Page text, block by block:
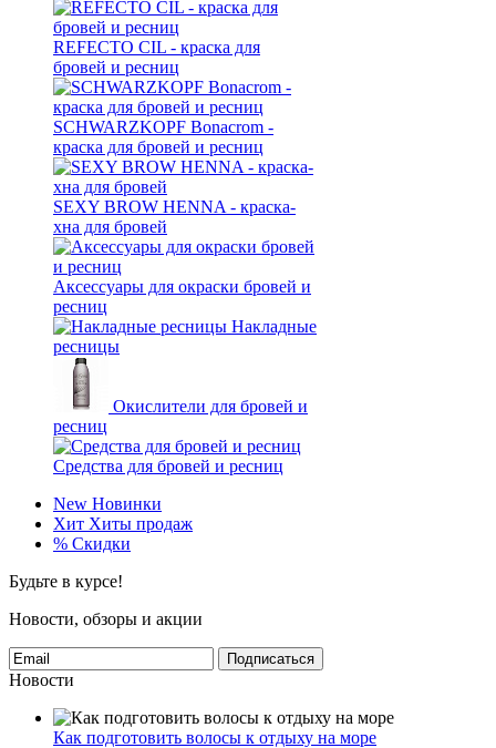
REFECTO CIL - краска для
бровей и ресниц
SCHWARZKOPF Bonacrom -
краска для бровей и ресниц
SEXY BROW HENNA - краска-
хна для бровей
Аксессуары для окраски бровей и
ресниц
Накладные
ресницы
Окислители для бровей и
ресниц
Средства для бровей и ресниц
New Новинки
Хит Хиты продаж
% Скидки
Будьте в курсе!
Новости, обзоры и акции
Подписаться
Новости
Как подготовить волосы к отдыху на море